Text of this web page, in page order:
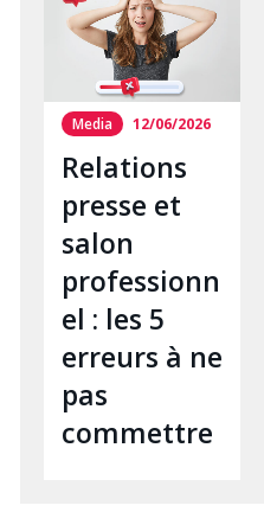
Media 12/06/2026
Relations
presse et
salon
professionn
el : les 5
erreurs à ne
pas
commettre